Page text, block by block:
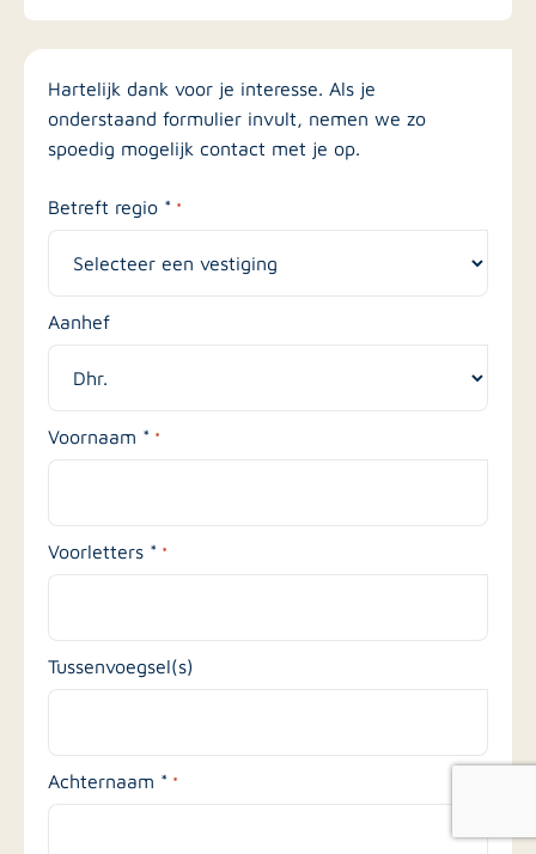
Hartelijk dank voor je interesse. Als je
onderstaand formulier invult, nemen we zo
spoedig mogelijk contact met je op.
Betreft regio * *
Aanhef
Voornaam * *
Voorletters * *
Tussenvoegsel(s)
Achternaam * *